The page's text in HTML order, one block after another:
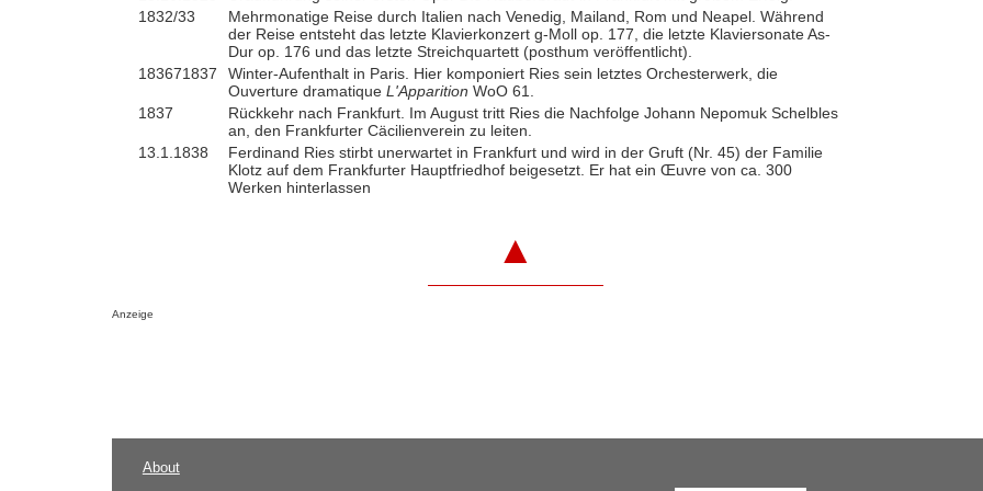
1832/33
Mehrmonatige Reise durch Italien nach Venedig, Mailand, Rom und Neapel. Während
der Reise entsteht das letzte Klavierkonzert g-Moll op. 177, die letzte Klaviersonate As-
Dur op. 176 und das letzte Streichquartett (posthum veröffentlicht).
183671837
Winter-Aufenthalt in Paris. Hier komponiert Ries sein letztes Orchesterwerk, die
Ouverture dramatique L'Apparition WoO 61.
1837
Rückkehr nach Frankfurt. Im August tritt Ries die Nachfolge Johann Nepomuk Schelbles
an, den Frankfurter Cäcilienverein zu leiten.
13.1.1838
Ferdinand Ries stirbt unerwartet in Frankfurt und wird in der Gruft (Nr. 45) der Familie
Klotz auf dem Frankfurter Hauptfriedhof beigesetzt. Er hat ein Œuvre von ca. 300
Werken hinterlassen
▲
Anzeige
About